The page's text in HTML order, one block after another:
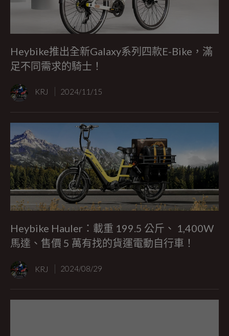
Heybike推出全新Galaxy系列四款E-Bike，滿
足不同需求的騎士！
KRJ 2024/11/15
Heybike Hauler：載重 199.5 公斤、 1,400W
馬達、售價 5 萬有找的貨運電動自行車！
KRJ 2024/08/29